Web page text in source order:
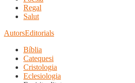
Regal
Salut
AutorsEditorials
Bíblia
Catequesi
Cristologia
Eclesiologia